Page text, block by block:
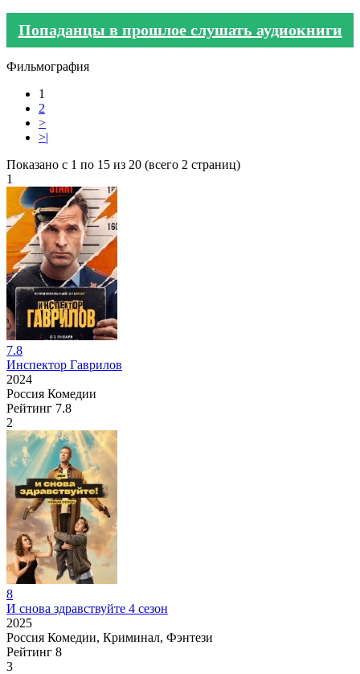
Попаданцы в прошлое слушать аудиокниги
Фильмография
1
2
>
>|
Показано с 1 по 15 из 20 (всего 2 страниц)
1
7.8
Инспектор Гаврилов
2024
Россия Комедии
Рейтинг 7.8
2
8
И снова здравствуйте 4 сезон
2025
Россия Комедии, Криминал, Фэнтези
Рейтинг 8
3